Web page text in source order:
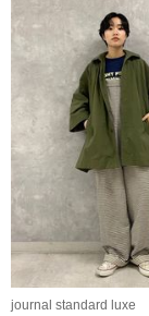
journal standard luxe